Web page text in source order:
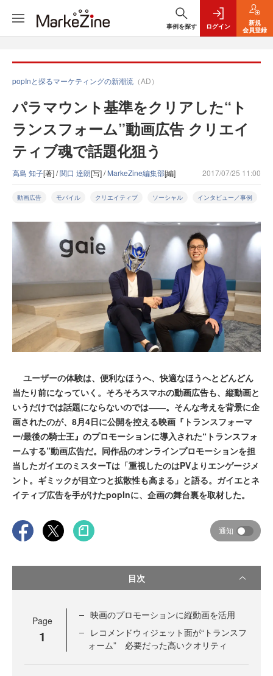
事例を探す ログイン
新規
会員登録
popInと探るマーケティングの新潮流 （AD）
パラマウント基準をクリアした“ト
ランスフォーム”動画広告 クリエイ
ティブ魂で話題化狙う
高島 知子[著] /関口 達朗[写] /MarkeZine編集部[編] 2017/07/25 11:00
動画広告 モバイル クリエイティブ ソーシャル インタビュー／事例
ユーザーの体験は、便利なほうへ、快適なほうへとどんどん
当たり前になっていく。そろそろスマホの動画広告も、縦動画と
いうだけでは話題にならないのでは――。そんな考えを背景に企
画されたのが、8月4日に公開を控える映画『トランスフォーマ
ー/最後の騎士王』のプロモーションに導入された“トランスフォ
ームする”動画広告だ。同作品のオンラインプロモーションを担
当したガイエのミスターTは「重視したのはPVよりエンゲージメ
ント。ギミックが目立つと拡散性も高まる」と語る。ガイエとネ
イティブ広告を手がけたpopInに、企画の舞台裏を取材した。
通知
目次
Page
1
映画のプロモーションに縦動画を活用
レコメンドウィジェット面が“トランスフ
ォーム” 必要だった高いクオリティ